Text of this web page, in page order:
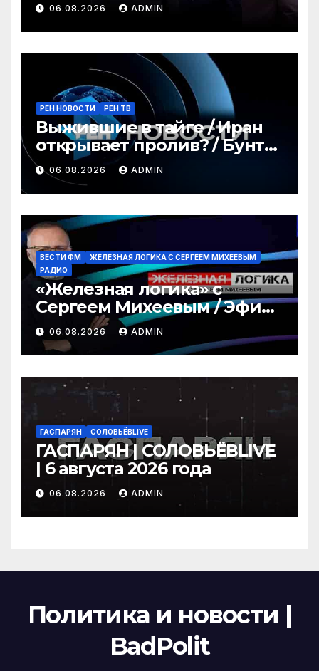
06.08.2026 ADMIN
РЕН НОВОСТИ РЕН ТВ
Выжившие в тайге / Иран
открывает пролив? / Бунт
водителей / РЕН Новости
12:30, 06.08.2026
06.08.2026 ADMIN
ВЕСТИ ФМ
ЖЕЛЕЗНАЯ ЛОГИКА С СЕРГЕЕМ МИХЕЕВЫМ
РАДИО
«Железная логика» с
Сергеем Михеевым / Эфир
06.08.2026
06.08.2026 ADMIN
ГАСПАРЯН СОЛОВЬЁВLIVE
ГАСПАРЯН | СОЛОВЬЁВLIVE
| 6 августа 2026 года
06.08.2026 ADMIN
Политика и новости |
BadPolit